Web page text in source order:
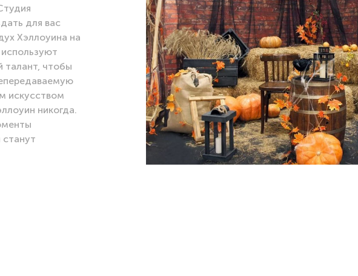
для вас
Хэллоуина на
талант, чтобы
искусством
никогда.